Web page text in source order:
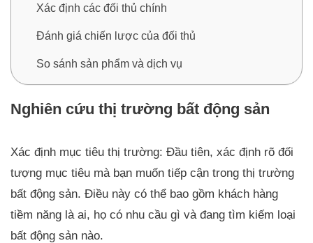
Xác định các đối thủ chính
Đánh giá chiến lược của đối thủ
So sánh sản phẩm và dịch vụ
Nghiên cứu thị trường bất động sản
Xác định mục tiêu thị trường: Đầu tiên, xác định rõ đối
tượng mục tiêu mà bạn muốn tiếp cận trong thị trường
bất động sản. Điều này có thể bao gồm khách hàng
tiềm năng là ai, họ có nhu cầu gì và đang tìm kiếm loại
bất động sản nào.